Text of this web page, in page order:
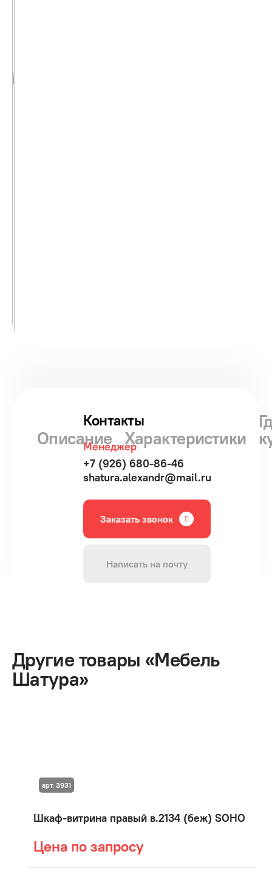
Описание Характеристики
Контакты
Менеджер
+7 (926) 680-86-46
shatura.alexandr@mail.ru
Заказать звонок
Написать на почту
Другие товары «Мебель
Шатура»
Шкаф-витрина правый в.2134 (беж) SOHO
Цена по запросу
арт. 3931